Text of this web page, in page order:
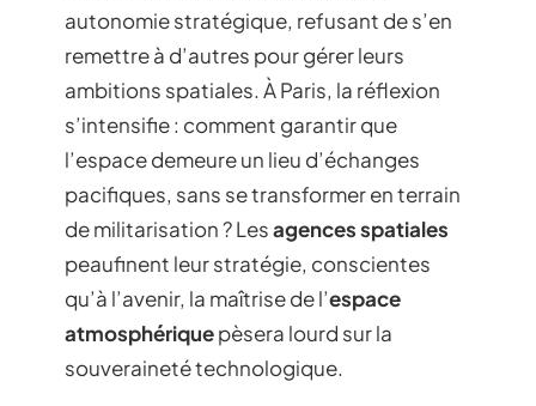
autonomie stratégique, refusant de s’en
remettre à d’autres pour gérer leurs
ambitions spatiales. À Paris, la réflexion
s’intensifie : comment garantir que
l’espace demeure un lieu d’échanges
pacifiques, sans se transformer en terrain
de militarisation ? Lesagences spatiales
peaufinent leur stratégie, conscientes
qu’à l’avenir, la maîtrise de l’espace
atmosphériquepèsera lourd sur la
souveraineté technologique.